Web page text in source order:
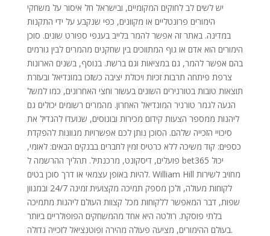
יש לשים לב לחוקים המקומיים, ובישראל חל איסור על משחקי
הימורים פרונטליים או מקוונים, כפי שנקבע על ידי התקנות
במדינה. באתר זה אפשר להמר בלייב בענפי ספורט שונים. סוכן
הימורים הוא אדם או גוף המתווכים בין שחקנים מהמרים לבין גורמים
בהם אפשר להמר, גם במציאות וגם ברשת. בנוסף, בשנים הארונות
צרפת פיתחה תרבות זכיות ויכולת יציבה כשזכו במונדיאל ובעזרת
תוצאות טובות בטורנירים השונים בעשור וחצי האחרונים, כמו למשל
הגעה לגמר טורניר המונדיאל האחרון. מהמרים רשומים יכולים גם
ליהנות ממספר הצעות קידום מכירות ובונוסים, שנועדו להגדיל את
סיכויי הזכייה שלהם. הסוכן נותן לכם אפשרויות מגוונות להפקדת
כספים: קוד משיכה ללא כרטיס זמין לחברים בבנקים הבאים: לאומי,
פועלים, דיסקונט, מרכנתיל. תהליך ההרשמה ל bet365 יכול
להיות באופן עצמאי או דרך סוכן בטים. William Hill מחויב לשירות
לקוחות מעולה, ולכן מספק תמיכה מקצועית זמינה 24/7 ובמגוון
שפות, דבר המאפשר ללקוחות מכל קצוות העולם ליהנות מתמיכה
בלתי פוסקת. רולטה היא אחד מהמשחקים הפופולריים ביותר
בעולם ההימורים, מציעה פעולה מהירה ופוטנציאל לזכייה גדולה.